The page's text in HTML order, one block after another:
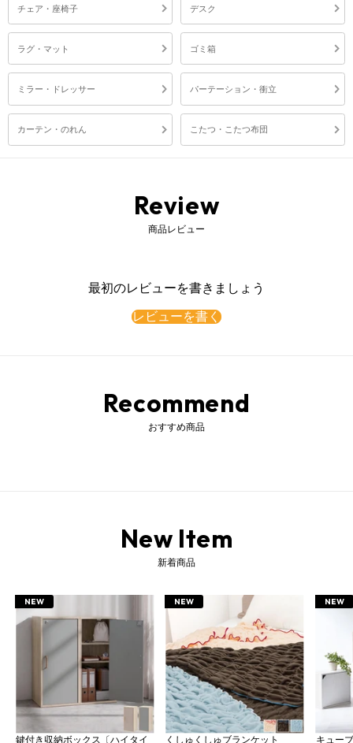
床暖房・ホットカーペットに関する「取り扱い上の注意」をご確認の上
チェア・座椅子 デスク
ラグ・マット ゴミ箱
ミラー・ドレッサー パーテーション・衝立
カーテン・のれん こたつ・こたつ布団
Review
商品レビュー
最初のレビューを書きましょう
レビューを書く
Recommend
おすすめ商品
New Item
新着商品
NEW
鍵付き収納ボックス〔ハイタイ
NEW
くしゅくしゅブランケット
NEW
キュー